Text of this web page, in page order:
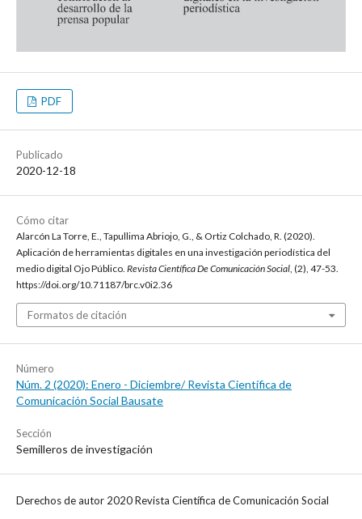
PDF
Publicado
2020-12-18
Cómo citar
Alarcón La Torre, E., Tapullima Abriojo, G., & Ortiz Colchado, R. (2020).
Aplicación de herramientas digitales en una investigación periodística del
medio digital Ojo Público. Revista Científica De Comunicación Social , (2), 47-53.
https://doi.org/10.71187/brc.v0i2.36
Formatos de citación
Número
Núm. 2 (2020): Enero - Diciembre/ Revista Científica de
Comunicación Social Bausate
Sección
Semilleros de investigación
Derechos de autor 2020 Revista Científica de Comunicación Social